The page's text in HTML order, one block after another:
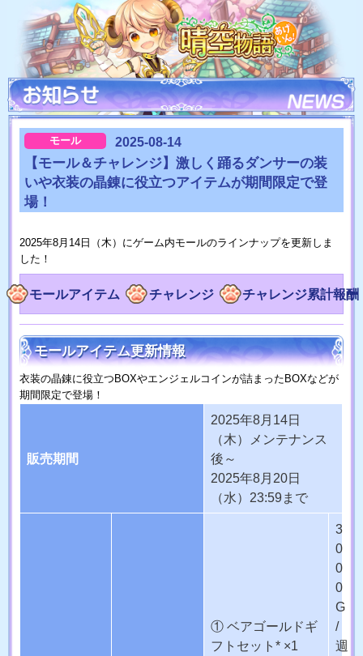
モール 2025-08-14
【モール＆チャレンジ】激しく踊るダンサーの装
いや衣装の晶錬に役立つアイテムが期間限定で登
場！
2025年8月14日（木）にゲーム内モールのラインナップを更新しま
した！
モールアイテム チャレンジ チャレンジ累計報酬
モールアイテム更新情報
衣装の晶錬に役立つBOXやエンジェルコインが詰まったBOXなどが
期間限定で登場！
販売期間
2025年8月14日
（木）メンテナンス
後～
2025年8月20日
（水）23:59まで
① ベアゴールドギ
フトセット* ×1
3
0
0
0
G
/
週